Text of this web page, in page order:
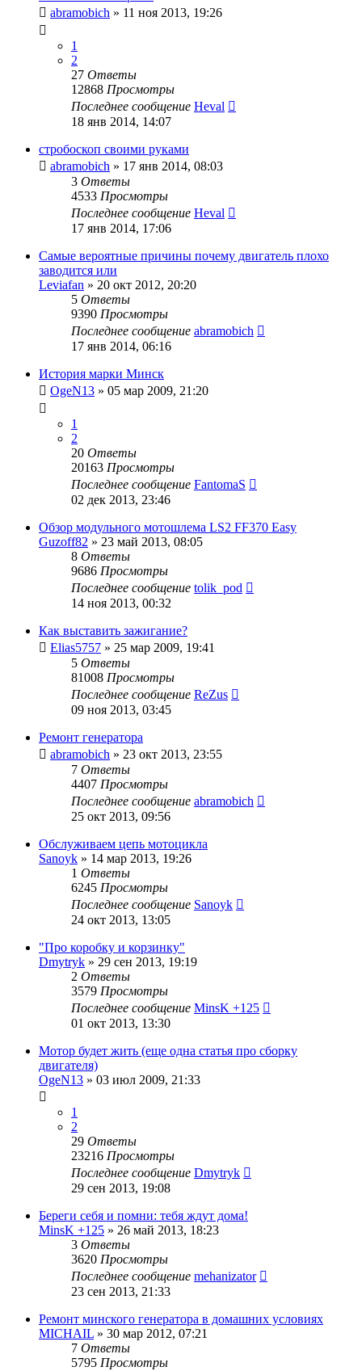
abramobich » 11 ноя 2013, 19:26
1
2
27 Ответы
12868 Просмотры
Последнее сообщение Heval
18 янв 2014, 14:07
стробоскоп своими руками
abramobich » 17 янв 2014, 08:03
3 Ответы
4533 Просмотры
Последнее сообщение Heval
17 янв 2014, 17:06
Самые вероятные причины почему двигатель плохо
заводится или
Leviafan » 20 окт 2012, 20:20
5 Ответы
9390 Просмотры
Последнее сообщение abramobich
17 янв 2014, 06:16
История марки Минск
OgeN13 » 05 мар 2009, 21:20
1
2
20 Ответы
20163 Просмотры
Последнее сообщение FantomaS
02 дек 2013, 23:46
Обзор модульного мотошлема LS2 FF370 Easy
Guzoff82 » 23 май 2013, 08:05
8 Ответы
9686 Просмотры
Последнее сообщение tolik_pod
14 ноя 2013, 00:32
Как выставить зажигание?
Elias5757 » 25 мар 2009, 19:41
5 Ответы
81008 Просмотры
Последнее сообщение ReZus
09 ноя 2013, 03:45
Ремонт генератора
abramobich » 23 окт 2013, 23:55
7 Ответы
4407 Просмотры
Последнее сообщение abramobich
25 окт 2013, 09:56
Обслуживаем цепь мотоцикла
Sanoyk » 14 мар 2013, 19:26
1 Ответы
6245 Просмотры
Последнее сообщение Sanoyk
24 окт 2013, 13:05
"Про коробку и корзинку"
Dmytryk » 29 сен 2013, 19:19
2 Ответы
3579 Просмотры
Последнее сообщение MinsK +125
01 окт 2013, 13:30
Мотор будет жить (еще одна статья про сборку
двигателя)
OgeN13 » 03 июл 2009, 21:33
1
2
29 Ответы
23216 Просмотры
Последнее сообщение Dmytryk
29 сен 2013, 19:08
Береги себя и помни: тебя ждут дома!
MinsK +125 » 26 май 2013, 18:23
3 Ответы
3620 Просмотры
Последнее сообщение mehanizator
23 сен 2013, 21:33
Ремонт минского генератора в домашних условиях
MICHAIL » 30 мар 2012, 07:21
7 Ответы
5795 Просмотры